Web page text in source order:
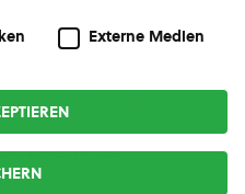
bio austria
Externe Medien